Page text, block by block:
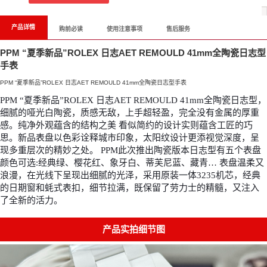
产品详情 购前必读 使用注意事项 售后服务
PPM “夏季新品”ROLEX 日志AET REMOULD 41mm全陶瓷日志型
手表
PPM “夏季新品”ROLEX 日志AET REMOULD 41mm全陶瓷日志型手表
PPM “夏季新品”ROLEX 日志AET REMOULD 41mm全陶瓷日志型，
细腻的哑光白陶瓷，质感无敌，上手超轻盈，完全没有金属的厚重
感。纯净外观蕴含的结构之美 看似简约的设计实则蕴含工匠的巧
思。新品表盘以色彩诠释城市印象，太阳纹设计更添视觉深度，呈
现多重层次的精妙之处。 PPM此次推出陶瓷版本日志型有五个表盘
颜色可选:经典绿、樱花红、象牙白、蒂芙尼蓝、藏青… 表盘温柔又
浪漫，在光线下呈现出细腻的光泽，采用原装一体3235机芯，经典
的日期窗和蚝式表扣，细节拉满，既保留了劳力士的精髓，又注入
了全新的活力。
产品实拍细节图